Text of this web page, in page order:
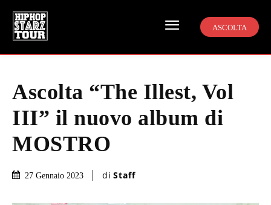
ASCOLTA
Ascolta “The Illest, Vol
III” il nuovo album di
MOSTRO
27 Gennaio 2023 di Staff